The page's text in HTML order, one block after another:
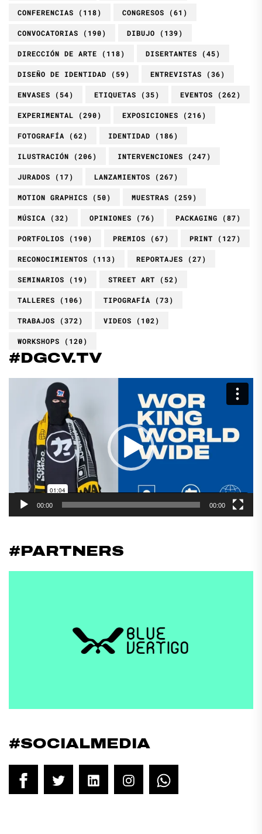
CONFERENCIAS (118) CONGRESOS (61)
CONVOCATORIAS (190) DIBUJO (139)
DIRECCIÓN DE ARTE (118) DISERTANTES (45)
DISEÑO DE IDENTIDAD (59) ENTREVISTAS (36)
ENVASES (54) ETIQUETAS (35) EVENTOS (262)
EXPERIMENTAL (290) EXPOSICIONES (216)
FOTOGRAFÍA (62) IDENTIDAD (186)
ILUSTRACIÓN (206) INTERVENCIONES (247)
JURADOS (17) LANZAMIENTOS (267)
MOTION GRAPHICS (50) MUESTRAS (259)
MÚSICA (32) OPINIONES (76) PACKAGING (87)
PORTFOLIOS (190) PREMIOS (67) PRINT (127)
RECONOCIMIENTOS (113) REPORTAJES (27)
SEMINARIOS (19) STREET ART (52)
TALLERES (106) TIPOGRAFÍA (73)
TRABAJOS (372) VIDEOS (102)
WORKSHOPS (120)
#DGCV.TV
Reproductor
vídeo
00:00 00:00
#PARTNERS
#SOCIALMEDIA
FacebookTwitter LinkedInInstagram